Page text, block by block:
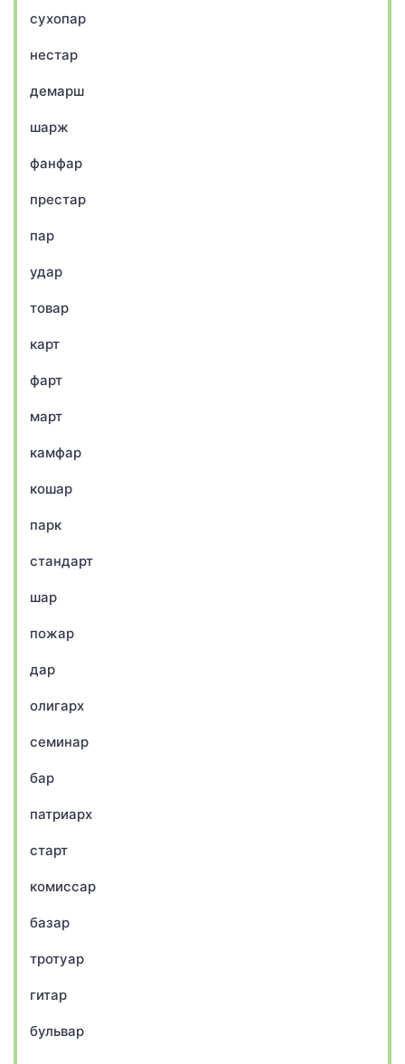
сухопар
нестар
демарш
шарж
фанфар
престар
пар
удар
товар
карт
фарт
март
камфар
кошар
парк
стандарт
шар
пожар
дар
олигарх
семинар
бар
патриарх
старт
комиссар
базар
тротуар
гитар
бульвар